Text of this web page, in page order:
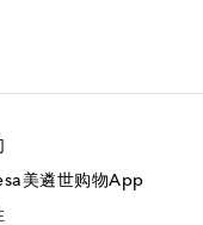
美遴世购物App